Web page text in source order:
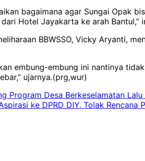
bagaimana agar Sungai Opak
Hotel Jayakarta ke arah Bantul,”
BBWSSO, Vicky Aryanti,
embung-embung ini nantinya
ujarnya.(prg,wur)
Program Desa Berkeselamatan
ke DPRD DIY, Tolak